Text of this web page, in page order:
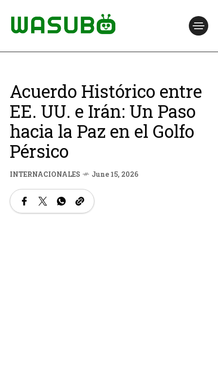
Acuerdo Histórico entre
EE. UU. e Irán: Un Paso
hacia la Paz en el Golfo
Pérsico
INTERNACIONALES June 15, 2026